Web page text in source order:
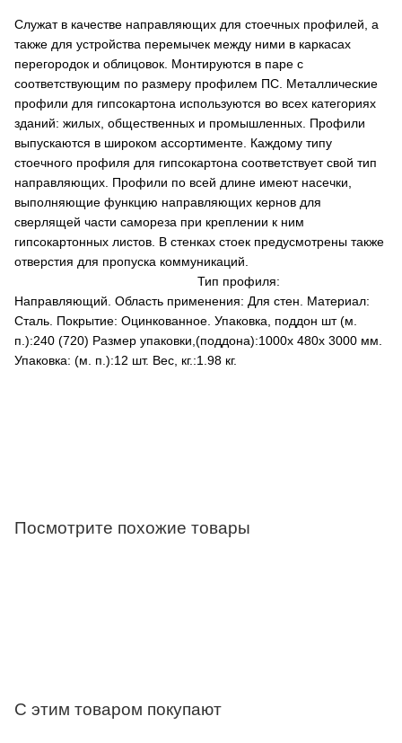
Служат в качестве направляющих для стоечных профилей, а
также для устройства перемычек между ними в каркасах
перегородок и облицовок. Монтируются в паре с
соответствующим по размеру профилем ПС. Металлические
профили для гипсокартона используются во всех категориях
зданий: жилых, общественных и промышленных. Профили
выпускаются в широком ассортименте. Каждому типу
стоечного профиля для гипсокартона соответствует свой тип
направляющих. Профили по всей длине имеют насечки,
выполняющие функцию направляющих кернов для
сверлящей части самореза при креплении к ним
гипсокартонных листов. В стенках стоек предусмотрены также
отверстия для пропуска коммуникаций.
Тип профиля:
Направляющий. Область применения: Для стен. Материал:
Сталь. Покрытие: Оцинкованное. Упаковка, поддон шт (м.
п.):240 (720) Размер упаковки,(поддона):1000х 480х 3000 мм.
Упаковка: (м. п.):12 шт. Вес, кг.:1.98 кг.
Посмотрите похожие товары
С этим товаром покупают